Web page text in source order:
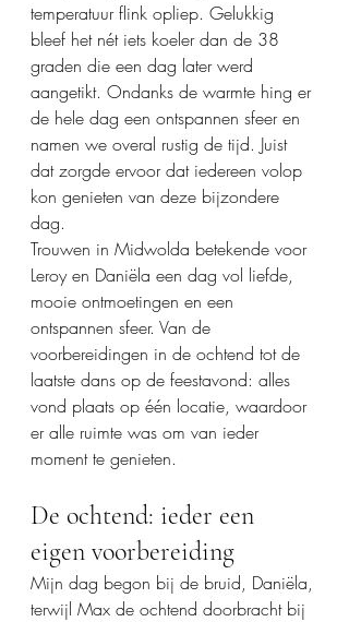
temperatuur flink opliep. Gelukkig
bleef het nét iets koeler dan de 38
graden die een dag later werd
aangetikt. Ondanks de warmte hing er
de hele dag een ontspannen sfeer en
namen we overal rustig de tijd. Juist
dat zorgde ervoor dat iedereen volop
kon genieten van deze bijzondere
dag.
Trouwen in Midwolda betekende voor
Leroy en Daniëla een dag vol liefde,
mooie ontmoetingen en een
ontspannen sfeer. Van de
voorbereidingen in de ochtend tot de
laatste dans op de feestavond: alles
vond plaats op één locatie, waardoor
er alle ruimte was om van ieder
moment te genieten.
De ochtend: ieder een
eigen voorbereiding
Mijn dag begon bij de bruid, Daniëla,
terwijl Max de ochtend doorbracht bij